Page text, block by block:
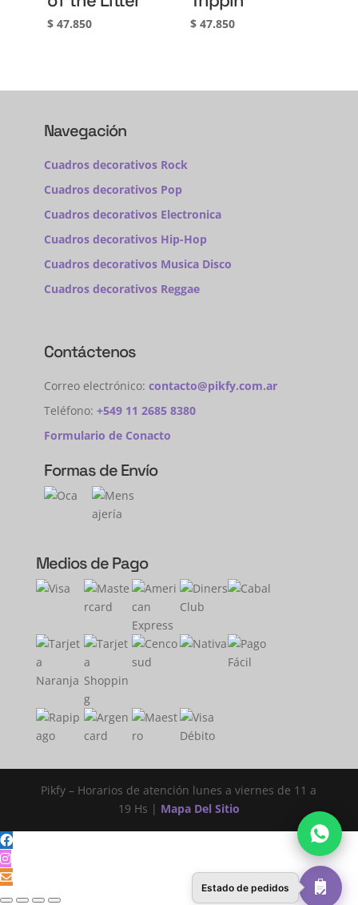
$47.850 $47.850
Navegación
Cuadros decorativos Rock
Cuadros decorativos Pop
Cuadros decorativos Electronica
Cuadros decorativos Hip-Hop
Cuadros decorativos Musica Disco
Cuadros decorativos Reggae
Contáctenos
Correo electrónico: contacto@pikfy.com.ar
Teléfono: +549 11 2685 8380
Formulario de Conacto
Formas de Envío
Medios de Pago
Pikfy – Horarios de atención lunes a viernes de 11 a
19 Hs | Mapa Del Sitio
Estado de pedidos